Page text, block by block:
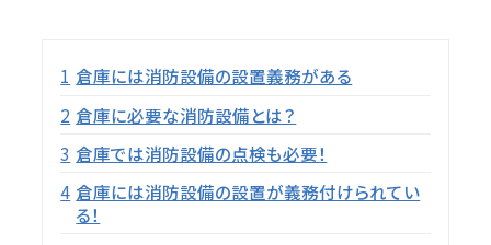
目次
1 倉庫には消防設備の設置義務がある
2 倉庫に必要な消防設備とは？
3 倉庫では消防設備の点検も必要！
4 倉庫には消防設備の設置が義務付けられてい
る！